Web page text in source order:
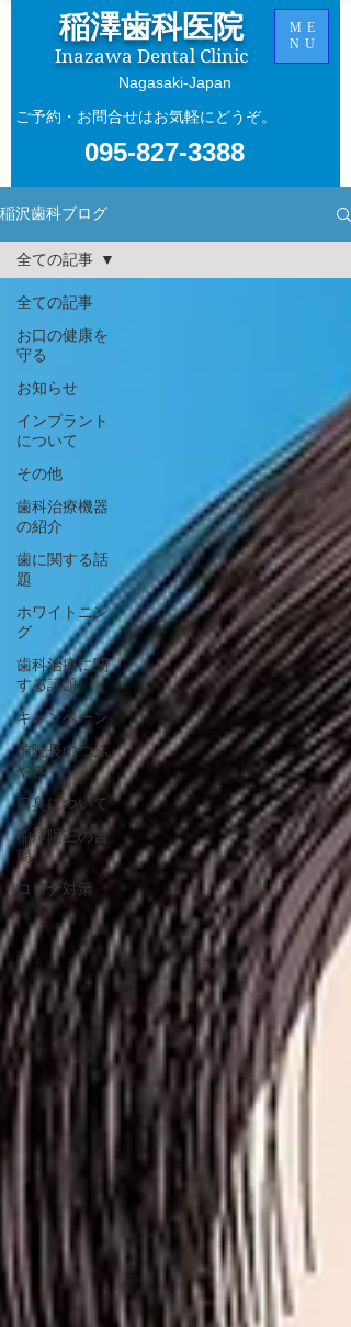
稲澤歯科医院
Inazawa Dental Clinic
095-827-3388
ご予約・お問合せはお気軽にどうぞ。
​Nagasaki-Japan
ME
NU
稲沢歯科ブログ
全ての記事
お口の健康を
守る
お知らせ
インプラント
について
その他
歯科治療機器
の紹介
歯に関する話
題
ホワイトニン
グ
歯科治療に関
する話題
キャンペーン
前院長のつぶ
やき
口臭について
稲澤陽三の書
簡
コロナ対策
全ての記事